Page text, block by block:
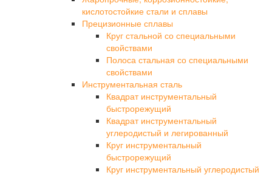
кислотостойкие стали и сплавы
Прецизионные сплавы
Круг стальной со специальными
свойствами
Полоса стальная со специальными
свойствами
Инструментальная сталь
Квадрат инструментальный
быстрорежущий
Квадрат инструментальный
углеродистый и легированный
Круг инструментальный
быстрорежущий
Круг инструментальный углеродистый